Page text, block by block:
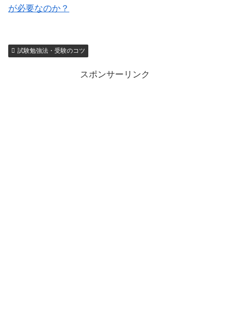
が必要なのか？
試験勉強法・受験のコツ
スポンサーリンク